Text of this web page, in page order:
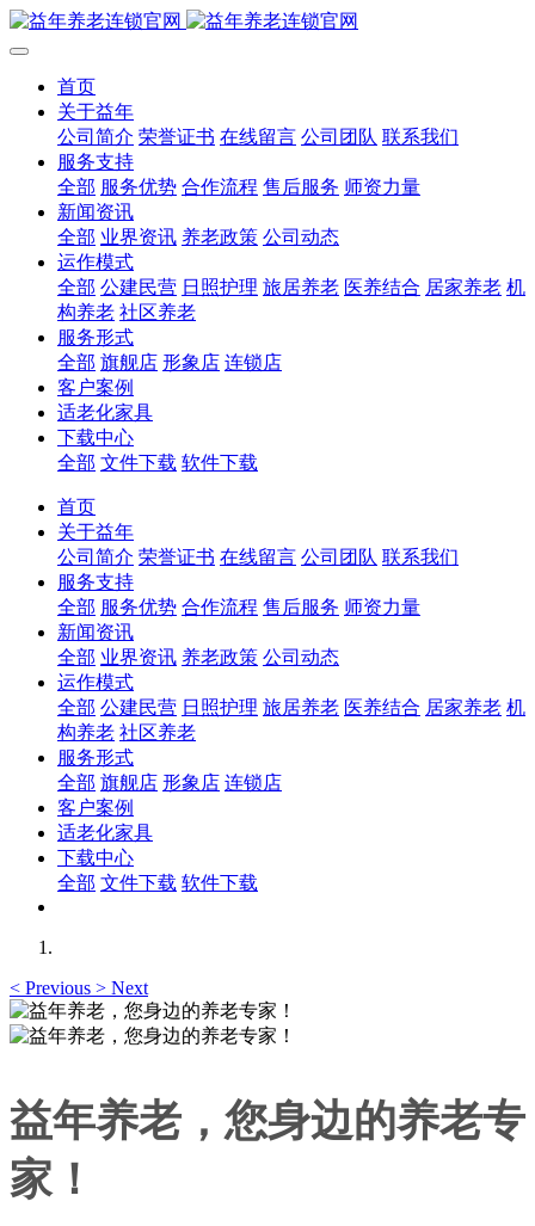
首页
关于益年
公司简介 荣誉证书 在线留言 公司团队 联系我们
服务支持
全部 服务优势 合作流程 售后服务 师资力量
新闻资讯
全部 业界资讯 养老政策 公司动态
运作模式
全部 公建民营 日照护理 旅居养老 医养结合 居家养老 机
构养老 社区养老
服务形式
全部 旗舰店 形象店 连锁店
客户案例
适老化家具
下载中心
全部 文件下载 软件下载
首页
关于益年
公司简介 荣誉证书 在线留言 公司团队 联系我们
服务支持
全部 服务优势 合作流程 售后服务 师资力量
新闻资讯
全部 业界资讯 养老政策 公司动态
运作模式
全部 公建民营 日照护理 旅居养老 医养结合 居家养老 机
构养老 社区养老
服务形式
全部 旗舰店 形象店 连锁店
客户案例
适老化家具
下载中心
全部 文件下载 软件下载
< Previous > Next
益年养老，您身边的养老专
家！